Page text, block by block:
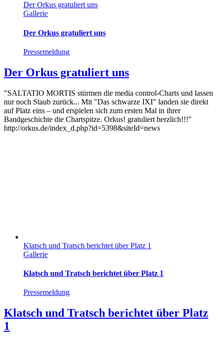
Der Orkus gratuliert uns
Gallerie
Der Orkus gratuliert uns
Pressemeldung
Der Orkus gratuliert uns
"SALTATIO MORTIS stürmen die media control-Charts und lassen
nur noch Staub zurück... Mit "Das schwarze IXI" landen sie direkt
auf Platz eins – und erspielen sich zum ersten Mal in ihrer
Bandgeschichte die Chartspitze. Orkus! gratuliert herzlich!!!"
http://orkus.de/index_d.php?id=5398&siteId=news
Klatsch und Tratsch berichtet über Platz 1
Gallerie
Klatsch und Tratsch berichtet über Platz 1
Pressemeldung
Klatsch und Tratsch berichtet über Platz
1